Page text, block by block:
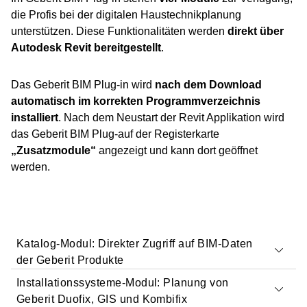
die Profis bei der digitalen Haustechnikplanung
unterstützen. Diese Funktionalitäten werden direkt über
Autodesk Revit bereitgestellt.
Das Geberit BIM Plug-in wird nach dem Download
automatisch im korrekten Programmverzeichnis
installiert. Nach dem Neustart der Revit Applikation wird
das Geberit BIM Plug-auf der Registerkarte
„Zusatzmodule“ angezeigt und kann dort geöffnet
werden.
Katalog-Modul: Direkter Zugriff auf BIM-Daten
der Geberit Produkte
Installationssysteme-Modul: Planung von
Geberit Duofix, GIS und Kombifix